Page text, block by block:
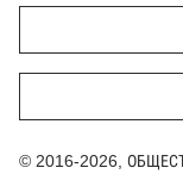
© 2016-2026,